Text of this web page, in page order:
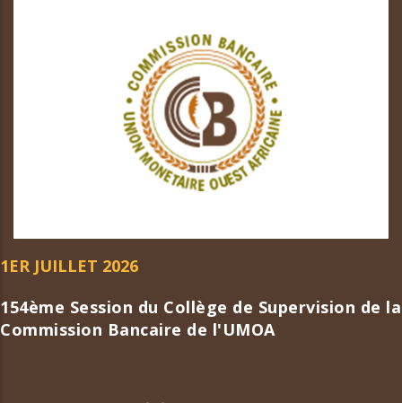
1ER JUILLET 2026
154ème Session du Collège de Supervision de la
Commission Bancaire de l'UMOA